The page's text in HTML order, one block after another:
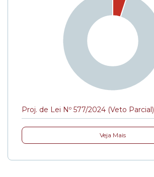
Proj. de Lei Nº 577/2024 (Veto Parcial)
Veja Mais